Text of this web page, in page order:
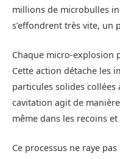
millions de microbulles
s’effondrent très vite, un
Chaque micro-explosion
Cette action détache les
particules solides collées
cavitation agit de
même dans les recoins
Ce processus ne raye